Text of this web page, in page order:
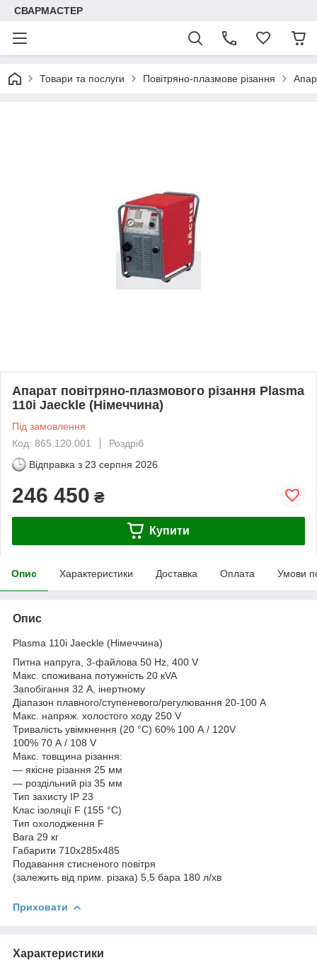
СВАРМАСТЕР
Товари та послуги Повітряно-плазмове різання
Апарат повітряно-плазмового різання Plasma
110i Jaeckle (Німеччина)
Під замовлення
Код: 865.120.001
Роздріб
Відправка з 23 серпня 2026
246 450 ₴
Купити
Опис Характеристики Доставка Оплата Умови
Опис
Plasma 110i Jaeckle (Німеччина)
Питна напруга, 3-файлова 50 Hz, 400 V
Макс. споживана потужність 20 кVA
Запобігання 32 А, інертному
Діапазон плавного/ступеневого/регулювання 20-100 А
Макс. напряж. холостого ходу 250 V
Тривалість увімкнення (20 °C) 60% 100 А / 120V
100% 70 А / 108 V
Макс. товщина різання:
— якісне різання 25 мм
— роздільний різ 35 мм
Тип захисту IP 23
Клас ізоляції F (155 °C)
Тип охолодження F
Вага 29 кг
Габарити 710х285х485
Подавання стисненого повітря
(залежить від прим. різака) 5,5 бара 180 л/хв
Приховати
Характеристики